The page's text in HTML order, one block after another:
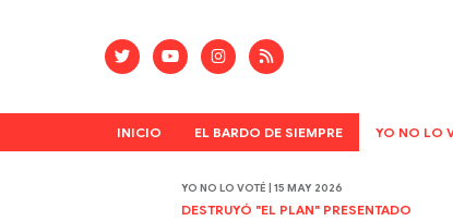
INICIO EL BARDO DE SIEMPRE YO NO LO
YO NO LO VOTÉ | 15 MAY 2026
DESTRUYÓ "EL PLAN" PRESENTADO